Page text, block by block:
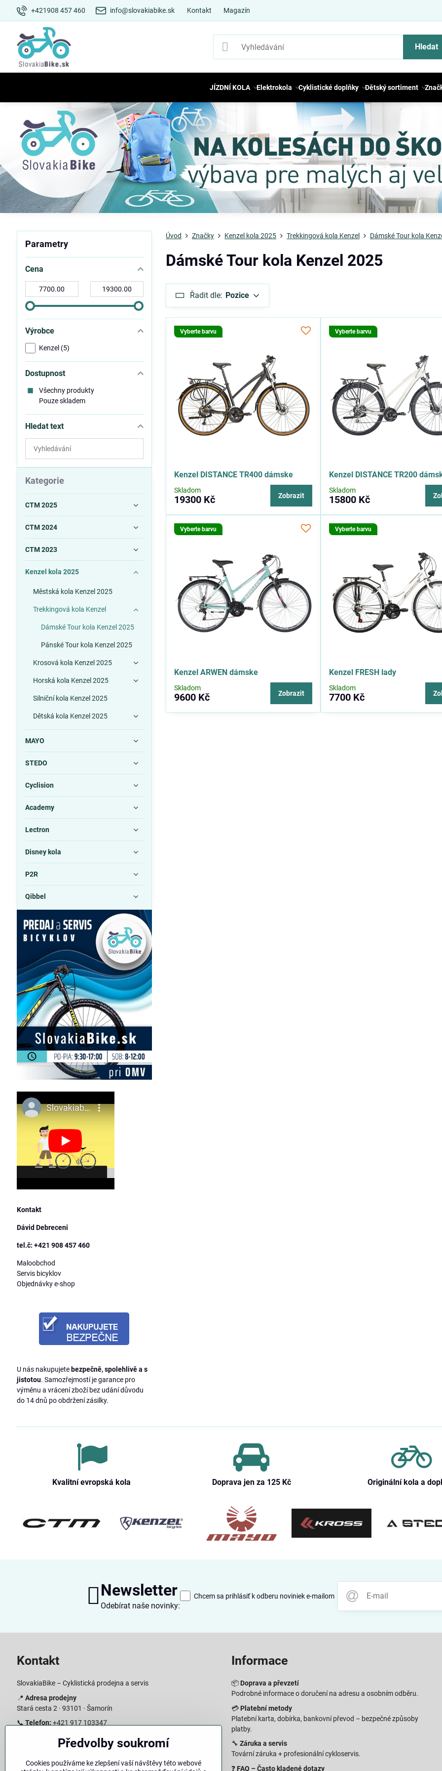
+421908 457 460 info@slovakiabike.sk Kontakt Magazín
Hledat
JÍZDNÍ KOLA Elektrokola Cyklistické doplňky Dětský sortiment
Úvod Značky Kenzel kola 2025 Trekkingová kola Kenzel Dámské Tour kola
Dámské Tour kola Kenzel 2025
Řadit dle: Pozice
Vyberte barvu
Kenzel DISTANCE TR400 dámske
Skladom
19300 Kč Zobrazit
Vyberte barvu
Kenzel DISTANCE TR200
Skladom
15800 Kč
Vyberte barvu
Kenzel ARWEN dámske
Skladom
9600 Kč Zobrazit
Vyberte barvu
Kenzel FRESH lady
Skladom
7700 Kč
Parametry
Cena
Výrobce
Kenzel (5)
Dostupnost
Všechny produkty
Pouze skladem
Hledat text
Prohledat
výsledky
filtru
fulltextem
Kategorie
CTM 2025
CTM 2024
CTM 2023
Kenzel kola 2025
Městská kola Kenzel 2025
Trekkingová kola Kenzel
Dámské Tour kola Kenzel 2025
Pánské Tour kola Kenzel 2025
Krosová kola Kenzel 2025
Horská kola Kenzel 2025
Silniční kola Kenzel 2025
Dětská kola Kenzel 2025
MAYO
STEDO
Cyclision
Academy
Lectron
Disney kola
P2R
Qibbel
Kontakt
Dávid Debreceni
tel.č: +421 908 457 460
Maloobchod
Servis bicyklov
Objednávky e-shop
U nás nakupujete bezpečně, spolehlivě a s
jistotou. Samozřejmostí je garance pro
výměnu a vrácení zboží bez udání důvodu
do 14 dnů po obdržení zásilky.
Kvalitní evropská kola Doprava jen za 125 Kč Originální kola a
Newsletter
Odebírat naše novinky:
Chcem sa prihlásiť k odberu noviniek e-mailom
Kontakt
SlovakiaBike – Cyklistická prodejna a servis
📍 Adresa prodejny
Stará cesta 2 · 93101 · Šamorín
📞 Telefon: +421 917 103347
info@slovakiabike.sk
Pondělí–Pátek: 09:00–15:00
Informace
📦 Doprava a převzetí
Podrobné informace o doručení na adresu a osobním odběru.
💳 Platební metody
Platební karta, dobírka, bankovní převod – bezpečné způsoby
platby.
🔧 Záruka a servis
Tovární záruka + profesionální cykloservis.
❓ FAQ – Často kladené dotazy
Předvolby soukromí
Cookies používáme ke zlepšení vaší návštěvy této webové